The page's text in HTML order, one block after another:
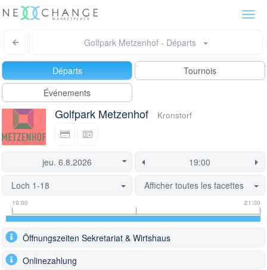
Golfpark Metzenhof - Départs
Départs
Tournois
Événements
Golfpark Metzenhof Kronstorf
Loch 1-18
Afficher toutes les facettes
Informations
sur
heures
de
départ
Informations
sur
créneau
de
départ
départ
actuellement
verrouillée.
19:00 21:00
Öffnungszeiten Sekretariat & Wirtshaus
Onlinezahlung